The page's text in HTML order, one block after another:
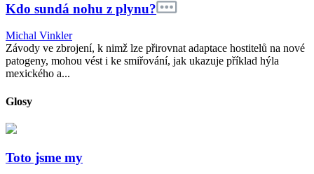
Kdo sundá nohu z plynu?
Michal Vinkler
Závody ve zbrojení, k nimž lze přirovnat adaptace hostitelů na nové
patogeny, mohou vést i ke smiřování, jak ukazuje příklad hýla
mexického a...
Glosy
Toto jsme my